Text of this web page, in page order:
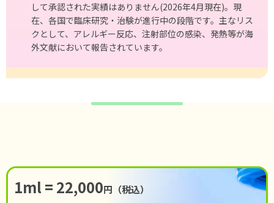
して承認された実績はありません(2026年4⽉現在)。現
在、各国で臨床研究・治験が進⾏中の段階です。主なリス
クとして、アレルギー反応、注射部位の感染、発熱等が海
外⽂献において報告されています。
1ml = 22,000円（税込）